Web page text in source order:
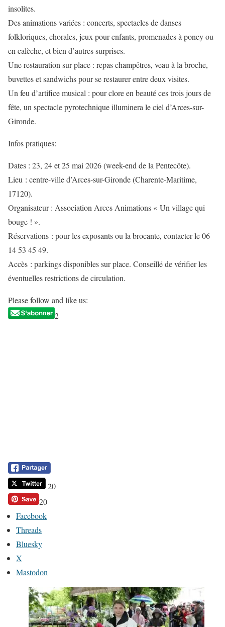
insolites.
Des animations variées : concerts, spectacles de danses
folkloriques, chorales, jeux pour enfants, promenades à poney ou
en calèche, et bien d’autres surprises.
Une restauration sur place : repas champêtres, veau à la broche,
buvettes et sandwichs pour se restaurer entre deux visites.
Un feu d’artifice musical : pour clore en beauté ces trois jours de
fête, un spectacle pyrotechnique illuminera le ciel d’Arces-sur-
Gironde.
Infos pratiques:
Dates : 23, 24 et 25 mai 2026 (week-end de la Pentecôte).
Lieu : centre-ville d’Arces-sur-Gironde (Charente-Maritime,
17120).
Organisateur : Association Arces Animations « Un village qui
bouge ! ».
Réservations : pour les exposants ou la brocante, contacter le 06
14 53 45 49.
Accès : parkings disponibles sur place. Conseillé de vérifier les
éventuelles restrictions de circulation.
Please follow and like us:
2
20
20
Facebook
Threads
Bluesky
X
Mastodon